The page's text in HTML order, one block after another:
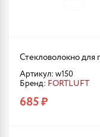
Стекловолокно для
Артикул: w150
Бренд: FORTLUFT
685 ₽